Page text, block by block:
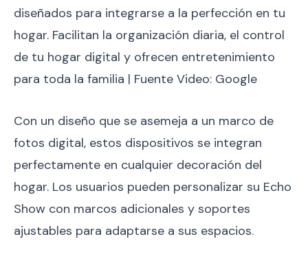
diseñados para integrarse a la perfección en tu
hogar. Facilitan la organización diaria, el control
de tu hogar digital y ofrecen entretenimiento
para toda la familia | Fuente Video: Google
Con un diseño que se asemeja a un marco de
fotos digital, estos dispositivos se integran
perfectamente en cualquier decoración del
hogar. Los usuarios pueden personalizar su Echo
Show con marcos adicionales y soportes
ajustables para adaptarse a sus espacios.